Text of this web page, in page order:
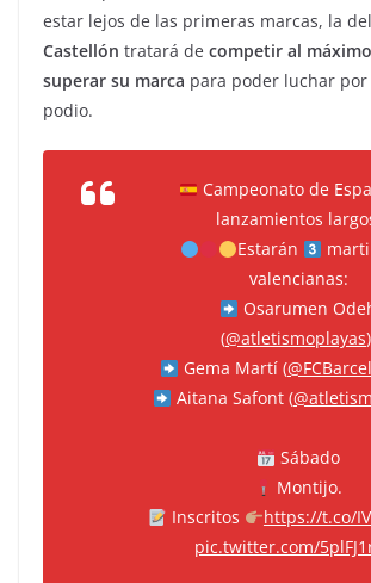
estar lejos de las primeras marcas, la del
Castellón tratará de competir al
superar su marca para poder luchar por
podio.
Campeonato de
lanzamientos
Estarán
valencianas:
Osarumen
(@atletismoplayas
Gema Martí (
Aitana Safont (
Sábado
Montijo.
Inscritos
https://t.co/
pic.twitter.com/